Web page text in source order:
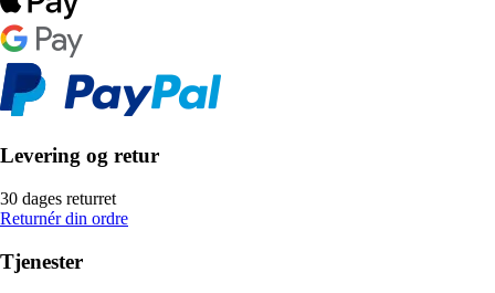
Levering og retur
30 dages returret
Returnér din ordre
Tjenester